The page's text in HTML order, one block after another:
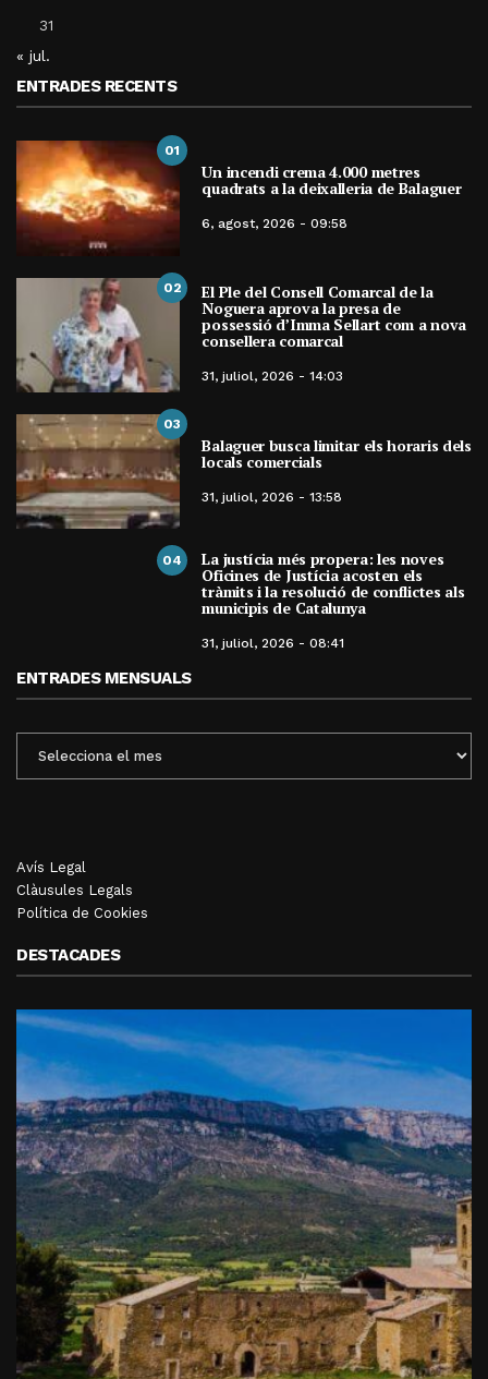
31
« jul.
ENTRADES RECENTS
01
Un incendi crema 4.000 metres
quadrats a la deixalleria de Balaguer
6, agost, 2026 - 09:58
02 El Ple del Consell Comarcal de la
Noguera aprova la presa de
possessió d’Imma Sellart com a nova
consellera comarcal
31, juliol, 2026 - 14:03
03
Balaguer busca limitar els horaris dels
locals comercials
31, juliol, 2026 - 13:58
04 La justícia més propera: les noves
Oficines de Justícia acosten els
tràmits i la resolució de conflictes als
municipis de Catalunya
31, juliol, 2026 - 08:41
ENTRADES MENSUALS
MENSUALS
Avís Legal
Clàusules Legals
Política de Cookies
DESTACADES